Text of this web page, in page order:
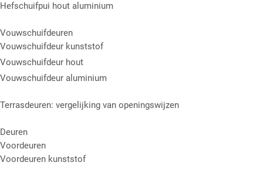
Hefschuifpui hout aluminium
Vouwschuifdeuren
Vouwschuifdeur kunststof
Vouwschuifdeur hout
Vouwschuifdeur aluminium
Terrasdeuren: vergelijking van openingswijzen
Deuren
Voordeuren
Voordeuren kunststof